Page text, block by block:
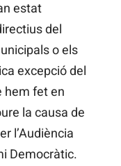
estat
del
o els
excepció del
hem fet en
la causa de
l’Audiència
Democràtic.